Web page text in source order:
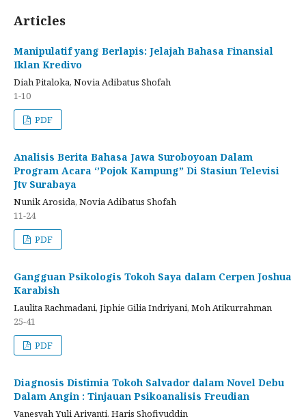
Articles
Manipulatif yang Berlapis: Jelajah Bahasa Finansial
Iklan Kredivo
Diah Pitaloka, Novia Adibatus Shofah
1-10
PDF
Analisis Berita Bahasa Jawa Suroboyoan Dalam
Program Acara ‘’Pojok Kampung” Di Stasiun Televisi
Jtv Surabaya
Nunik Arosida, Novia Adibatus Shofah
11-24
PDF
Gangguan Psikologis Tokoh Saya dalam Cerpen Joshua
Karabish
Laulita Rachmadani, Jiphie Gilia Indriyani, Moh Atikurrahman
25-41
PDF
Diagnosis Distimia Tokoh Salvador dalam Novel Debu
Dalam Angin : Tinjauan Psikoanalisis Freudian
Vanesyah Yuli Ariyanti, Haris Shofiyuddin